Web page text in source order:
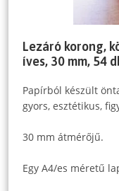
Lezáró korong,
íves, 30 mm, 54
Papírból készült
gyors, esztétikus,
30 mm átmérőjű.
Egy A4/es méretű